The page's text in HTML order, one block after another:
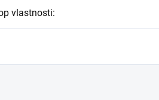
vlastnosti: